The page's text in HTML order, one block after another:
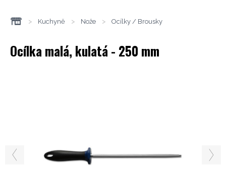
> Kuchyně > Nože > Ocílky / Brousky
Ocílka malá, kulatá - 250 mm